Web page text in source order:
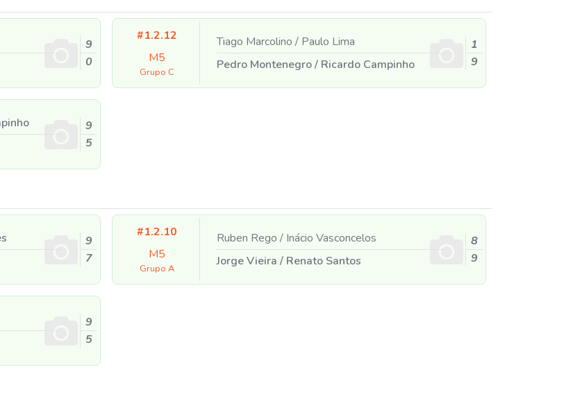
9
0
#1.2.12
M5
Grupo C
Tiago Marcolino /Paulo Lima
Pedro Montenegro/Ricardo Campinho
1
9
9
5
9
7
#1.2.10
M5
Grupo A
Ruben Rego /Inácio Vasconcelos
Jorge Vieira /Renato Santos
8
9
9
5